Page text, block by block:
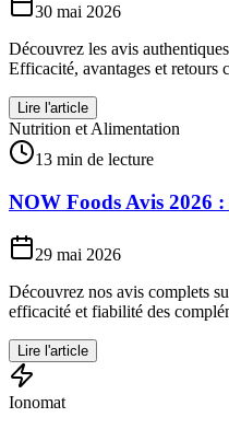
30 mai 2026
Découvrez les avis
Efficacité, avantages et retours
Lire l'article
Nutrition et Alimentation
13 min de lecture
NOW Foods Avis 2026
29 mai 2026
Découvrez nos avis complets
efficacité et fiabilité des
Lire l'article
Ionomat